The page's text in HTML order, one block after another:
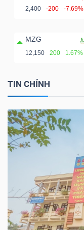
2,400 -200 -7.69%
MZG
12,150 200 1.67%
TIN CHÍNH